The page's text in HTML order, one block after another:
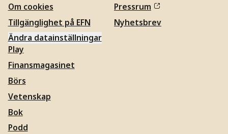
Om cookies
Tillgänglighet på EFN
Ändra datainställningar
Pressrum
Nyhetsbrev
Play
Finansmagasinet
Börs
Vetenskap
Bok
Podd